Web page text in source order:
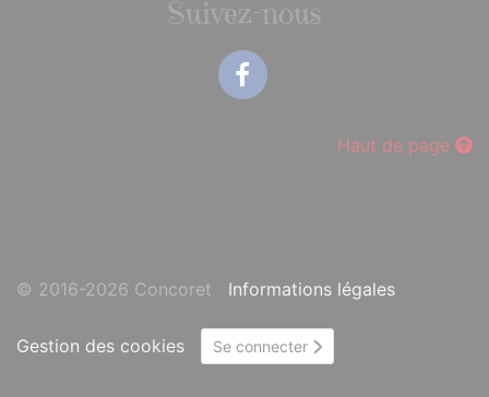
Suivez-nous
Haut de page
© 2016-2026 Concoret Informations légales
Gestion des cookies Se connecter